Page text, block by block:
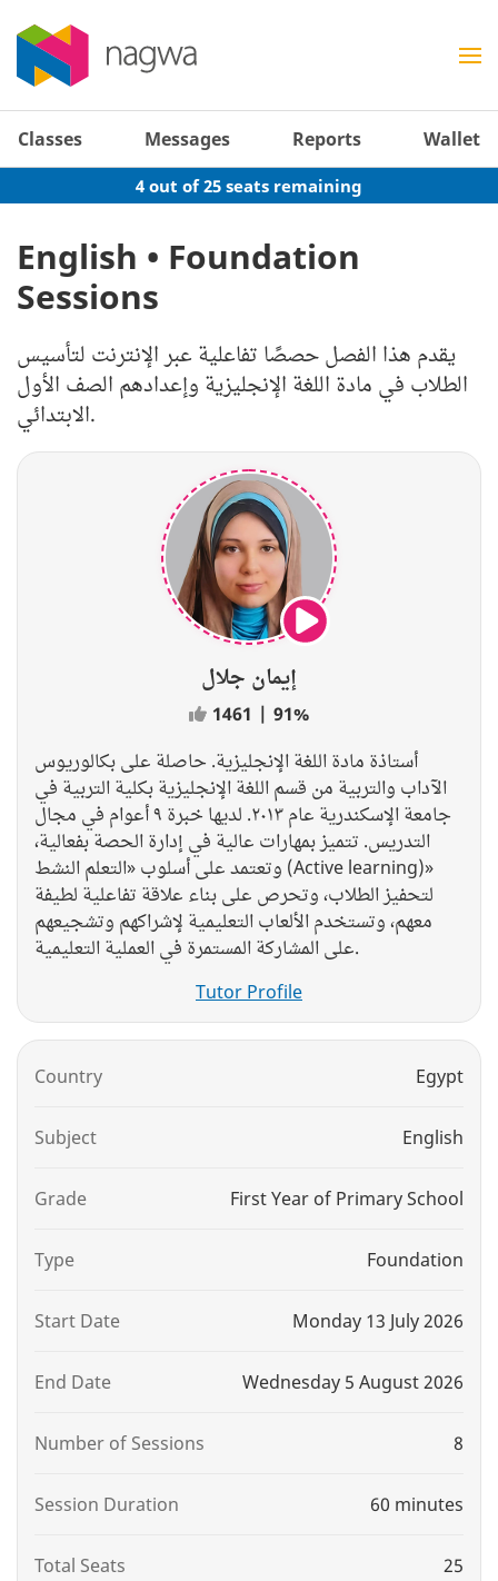
Classes Messages Reports Wallet
4 out of 25 seats remaining
English • Foundation
Sessions
يقدم هذا الفصل حصصًا تفاعلية عبر الإنترنت لتأسيس
الطلاب في مادة اللغة الإنجليزية وإعدادهم الصف الأول
الابتدائي.
إيمان جلال
1461 | 91%
أستاذة مادة اللغة الإنجليزية. حاصلة على بكالوريوس
الآداب والتربية من قسم اللغة الإنجليزية بكلية التربية في
جامعة الإسكندرية عام ٢٠١٣. لديها خبرة ٩ أعوام في مجال
التدريس. تتميز بمهارات عالية في إدارة الحصة بفعالية،
وتعتمد على أسلوب «التعلم النشط (Active learning)»
لتحفيز الطلاب، وتحرص على بناء علاقة تفاعلية لطيفة
معهم، وتستخدم الألعاب التعليمية لإشراكهم وتشجيعهم
على المشاركة المستمرة في العملية التعليمية.
Tutor Profile
Country Egypt
Subject English
Grade First Year of Primary School
Type Foundation
Start Date Monday 13 July 2026
End Date Wednesday 5 August 2026
Number of Sessions 8
Session Duration 60 minutes
Total Seats 25